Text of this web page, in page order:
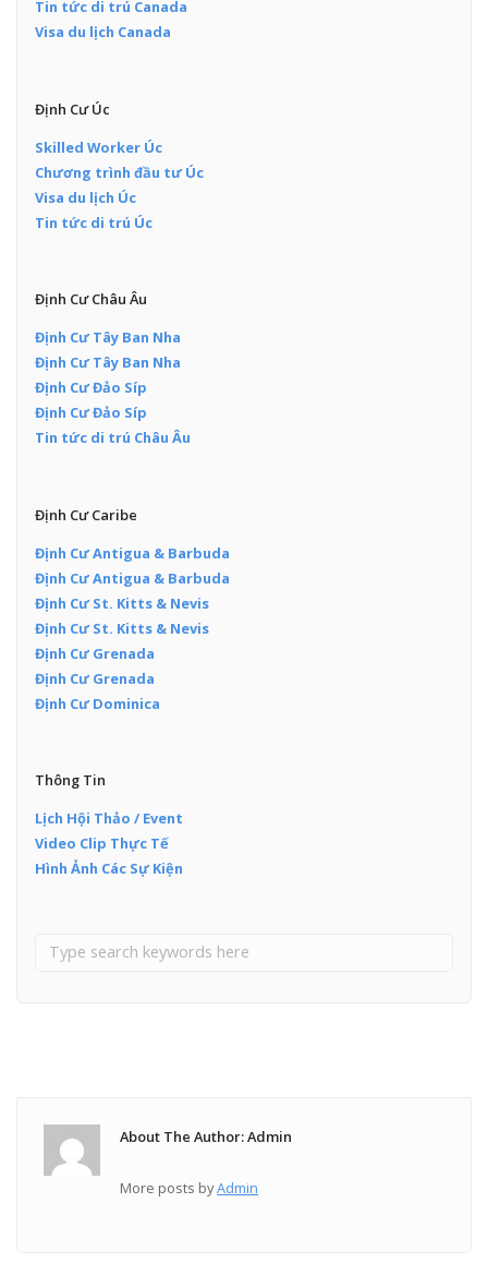
Tin tức di trú Canada
Visa du lịch Canada
Định Cư Úc
Skilled Worker Úc
Chương trình đầu tư Úc
Visa du lịch Úc
Tin tức di trú Úc
Định Cư Châu Âu
Định Cư Tây Ban Nha
Định Cư Tây Ban Nha
Định Cư Đảo Síp
Định Cư Đảo Síp
Tin tức di trú Châu Âu
Định Cư Caribe
Định Cư Antigua & Barbuda
Định Cư Antigua & Barbuda
Định Cư St. Kitts & Nevis
Định Cư St. Kitts & Nevis
Định Cư Grenada
Định Cư Grenada
Định Cư Dominica
Thông Tin
Lịch Hội Thảo / Event
Video Clip Thực Tế
Hình Ảnh Các Sự Kiện
About The Author: Admin
More posts byAdmin